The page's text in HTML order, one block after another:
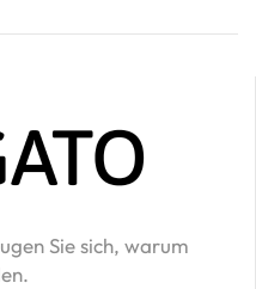
Sie sich, warum